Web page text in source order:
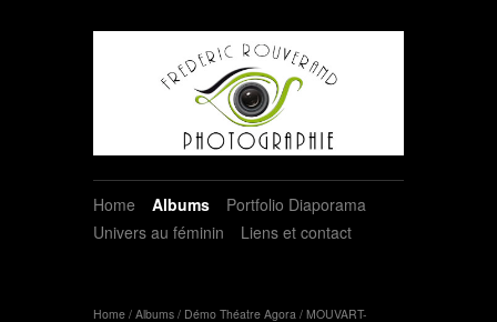
Home Albums
Portfolio Diaporama
Univers au féminin
Liens et contact
Home / Albums / Démo Théatre Agora / MOUVART-